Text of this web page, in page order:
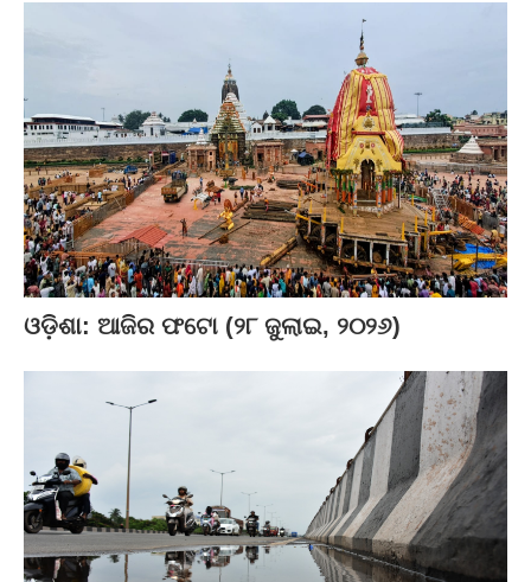
ଓଡ଼ିଶା: ଆଜିର ଫଟୋ (୨୮ ଜୁଲାଇ, ୨୦୨୬)